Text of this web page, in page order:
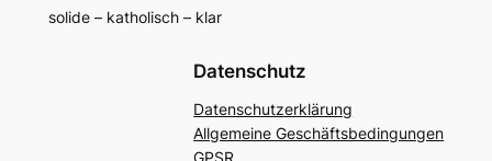
solide – katholisch – klar
Datenschutz
Datenschutzerklärung
Allgemeine Geschäftsbedingungen
GPSR